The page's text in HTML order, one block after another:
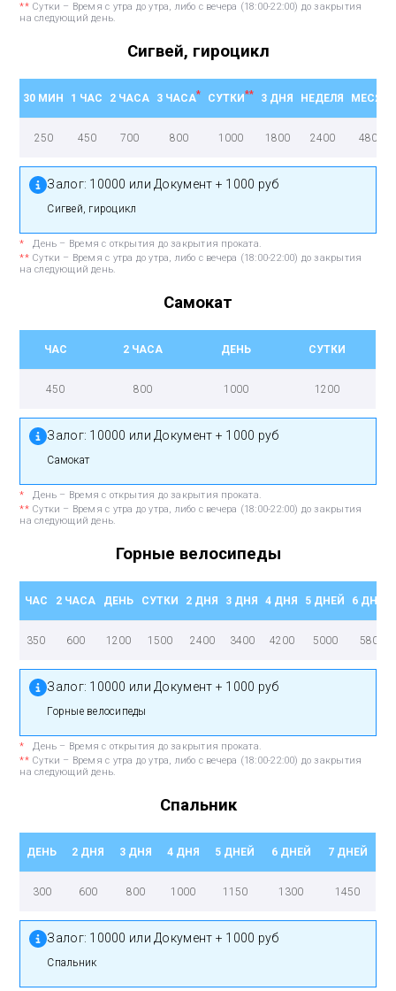
**Сутки – Время с утра до утра, либо с вечера (18:00-22:00) до закрытия
на следующий день.
Сигвей, гироцикл
30 МИН 1 ЧАС 2 ЧАСА 3 ЧАСА* СУТКИ** 3 ДНЯ НЕДЕЛЯ МЕСЯЦ
250 450 700 800 1000 1800 2400 4800
Залог: 10000 или Документ + 1000 руб
Сигвей, гироцикл
* День – Время с открытия до закрытия проката.
**Сутки – Время с утра до утра, либо с вечера (18:00-22:00) до закрытия
на следующий день.
Самокат
ЧАС 2 ЧАСА ДЕНЬ СУТКИ
450 800 1000 1200
Залог: 10000 или Документ + 1000 руб
Самокат
* День – Время с открытия до закрытия проката.
**Сутки – Время с утра до утра, либо с вечера (18:00-22:00) до закрытия
на следующий день.
Горные велосипеды
ЧАС 2 ЧАСА ДЕНЬ СУТКИ 2 ДНЯ 3 ДНЯ 4 ДНЯ 5 ДНЕЙ 6 ДНЕЙ
350 600 1200 1500 2400 3400 4200 5000 5800
Залог: 10000 или Документ + 1000 руб
Горные велосипеды
* День – Время с открытия до закрытия проката.
**Сутки – Время с утра до утра, либо с вечера (18:00-22:00) до закрытия
на следующий день.
Спальник
ДЕНЬ 2 ДНЯ 3 ДНЯ 4 ДНЯ 5 ДНЕЙ 6 ДНЕЙ 7 ДНЕЙ
300 600 800 1000 1150 1300 1450
Залог: 10000 или Документ + 1000 руб
Спальник